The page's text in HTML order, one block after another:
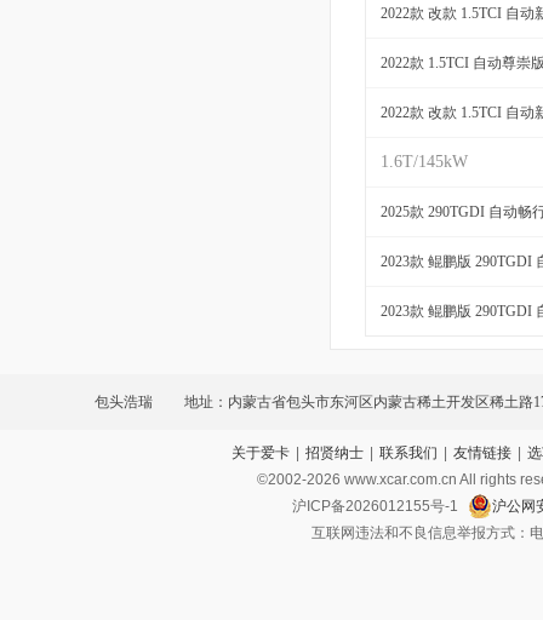
2022款 改款 1.5TCI 自动
2022款 1.5TCI 自动尊崇
2022款 改款 1.5TCI 自动
1.6T/145kW
2025款 290TGDI 自动畅
2023款 鲲鹏版 290TGDI
2023款 鲲鹏版 290TGDI
包头浩瑞 地址：内蒙古省包头市东河区内蒙古稀土开发区稀土路
关于爱卡 | 招贤纳士 | 联系我们 | 友情链接 |
©2002-2026 www.xcar.com.cn All rights
沪ICP备2026012155号-1
沪公网
互联网违法和不良信息举报方式：